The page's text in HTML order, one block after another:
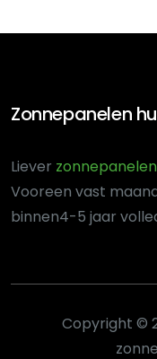
Zonnepanelen
Liever
Vooreen vast
binnen4-5 jaar
Copyright ©